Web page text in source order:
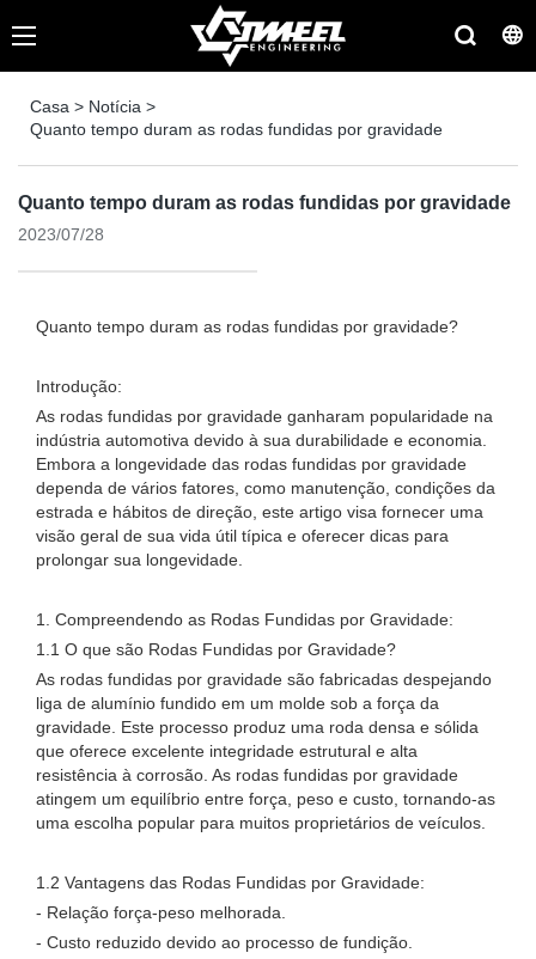
Casa > Notícia >
Quanto tempo duram as rodas fundidas por gravidade
Quanto tempo duram as rodas fundidas por gravidade
2023/07/28
Quanto tempo duram as rodas fundidas por gravidade?
Introdução:
As rodas fundidas por gravidade ganharam popularidade na
indústria automotiva devido à sua durabilidade e economia.
Embora a longevidade das rodas fundidas por gravidade
dependa de vários fatores, como manutenção, condições da
estrada e hábitos de direção, este artigo visa fornecer uma
visão geral de sua vida útil típica e oferecer dicas para
prolongar sua longevidade.
1. Compreendendo as Rodas Fundidas por Gravidade:
1.1 O que são Rodas Fundidas por Gravidade?
As rodas fundidas por gravidade são fabricadas despejando
liga de alumínio fundido em um molde sob a força da
gravidade. Este processo produz uma roda densa e sólida
que oferece excelente integridade estrutural e alta
resistência à corrosão. As rodas fundidas por gravidade
atingem um equilíbrio entre força, peso e custo, tornando-as
uma escolha popular para muitos proprietários de veículos.
1.2 Vantagens das Rodas Fundidas por Gravidade:
- Relação força-peso melhorada.
- Custo reduzido devido ao processo de fundição.